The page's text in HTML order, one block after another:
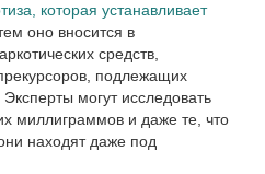
которая устанавливает
оно вносится в
средств,
подлежащих
могут исследовать
миллиграммов и даже те, что
находят даже под